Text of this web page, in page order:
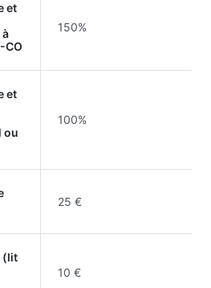
et
CO
150%
et
ou
100%
25 €
(lit
10 €